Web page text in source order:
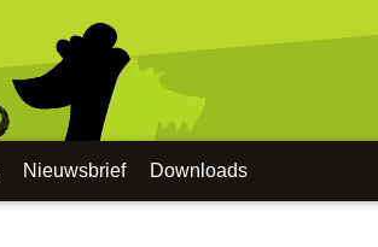
Nieuwsbrief Downloads